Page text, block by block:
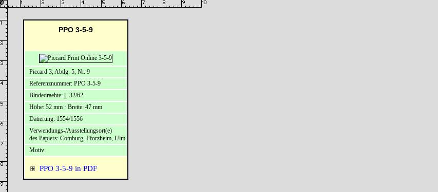
PPO 3-5-9
PPO 3-5-9 in PDF
Piccard 3, Abtlg. 5, Nr. 9
Referenznummer: PPO 3-5-9
Bindedraehte: || 32/62
Höhe: 52 mm · Breite: 47 mm
Datierung: 1554/1556
Verwendungs-/Ausstellungsort(e)
des Papiers: Comburg, Pforzheim, Ulm
Motiv: